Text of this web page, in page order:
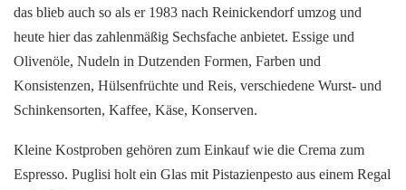
das blieb auch so als er 1983 nach Reinickendorf umzog und
heute hier das zahlenmäßig Sechsfache anbietet. Essige und
Olivenöle, Nudeln in Dutzenden Formen, Farben und
Konsistenzen, Hülsenfrüchte und Reis, verschiedene Wurst- und
Schinkensorten, Kaffee, Käse, Konserven.
Kleine Kostproben gehören zum Einkauf wie die Crema zum
Espresso. Puglisi holt ein Glas mit Pistazienpesto aus einem Regal